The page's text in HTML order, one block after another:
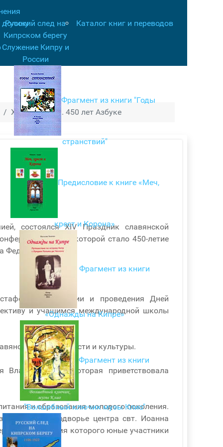
Русский след на
Кипрском берегу
Служение Кипру и
России
Каталог книг и переводов
Фрагмент из книги "Годы
странствий"
Предисловие к книге «Меч,
крест и Корона»
Фрагмент из книги
«Однажды на Кипре»
Фрагмент из книги
"Волшебный ключик музы Клио"
XIV Праздник. 450 лет Азбуке
состоялся XIV Праздник славянской
темой которой стало 450-летие
Федорова.
организации и проведения Дней
и учащимся международной школы
письменности и культуры.
которая приветствовала
и образования молодого поколения.
на подворье центра свт. Иоанна
класс, во время которого юные участники